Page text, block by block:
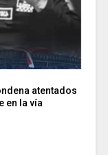
atentados
en la vía